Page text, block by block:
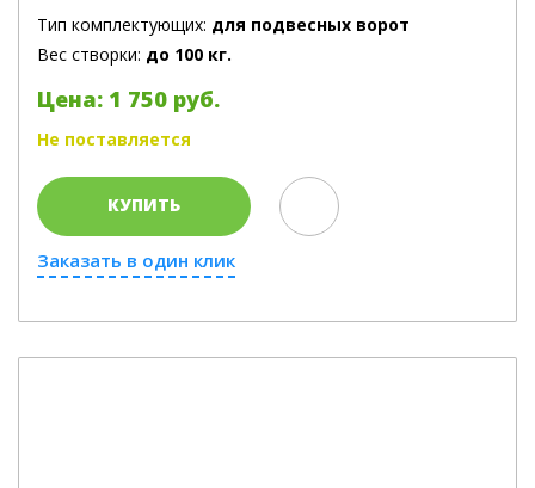
Тип комплектующих: для подвесных ворот
Вес створки: до 100 кг.
Цена: 1 750 руб.
Не поставляется
КУПИТЬ
Заказать в один клик